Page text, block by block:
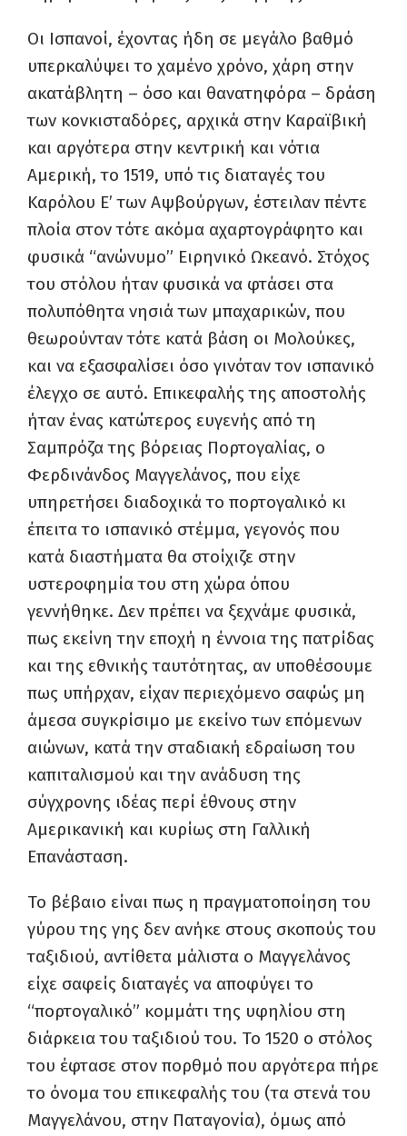
Οι Ισπανοί, έχοντας ήδη σε μεγάλο βαθμό
υπερκαλύψει το χαμένο χρόνο, χάρη στην
ακατάβλητη – όσο και θανατηφόρα – δράση
των κονκισταδόρες, αρχικά στην Καραϊβική
και αργότερα στην κεντρική και νότια
Αμερική, το 1519, υπό τις διαταγές του
Καρόλου E’ των Αψβούργων, έστειλαν πέντε
πλοία στον τότε ακόμα αχαρτογράφητο και
φυσικά “ανώνυμο” Ειρηνικό Ωκεανό. Στόχος
του στόλου ήταν φυσικά να φτάσει στα
πολυπόθητα νησιά των μπαχαρικών, που
θεωρούνταν τότε κατά βάση οι Μολούκες,
και να εξασφαλίσει όσο γινόταν τον ισπανικό
έλεγχο σε αυτό. Επικεφαλής της αποστολής
ήταν ένας κατώτερος ευγενής από τη
Σαμπρόζα της βόρειας Πορτογαλίας, ο
Φερδινάνδος Μαγγελάνος, που είχε
υπηρετήσει διαδοχικά το πορτογαλικό κι
έπειτα το ισπανικό στέμμα, γεγονός που
κατά διαστήματα θα στοίχιζε στην
υστεροφημία του στη χώρα όπου
γεννήθηκε. Δεν πρέπει να ξεχνάμε φυσικά,
πως εκείνη την εποχή η έννοια της πατρίδας
και της εθνικής ταυτότητας, αν υποθέσουμε
πως υπήρχαν, είχαν περιεχόμενο σαφώς μη
άμεσα συγκρίσιμο με εκείνο των επόμενων
αιώνων, κατά την σταδιακή εδραίωση του
καπιταλισμού και την ανάδυση της
σύγχρονης ιδέας περί έθνους στην
Αμερικανική και κυρίως στη Γαλλική
Επανάσταση.
Το βέβαιο είναι πως η πραγματοποίηση του
γύρου της γης δεν ανήκε στους σκοπούς του
ταξιδιού, αντίθετα μάλιστα ο Μαγγελάνος
είχε σαφείς διαταγές να αποφύγει το
“πορτογαλικό” κομμάτι της υφηλίου στη
διάρκεια του ταξιδιού του. Το 1520 ο στόλος
του έφτασε στον πορθμό που αργότερα πήρε
το όνομα του επικεφαλής του (τα στενά του
Μαγγελάνου, στην Παταγονία), όμως από